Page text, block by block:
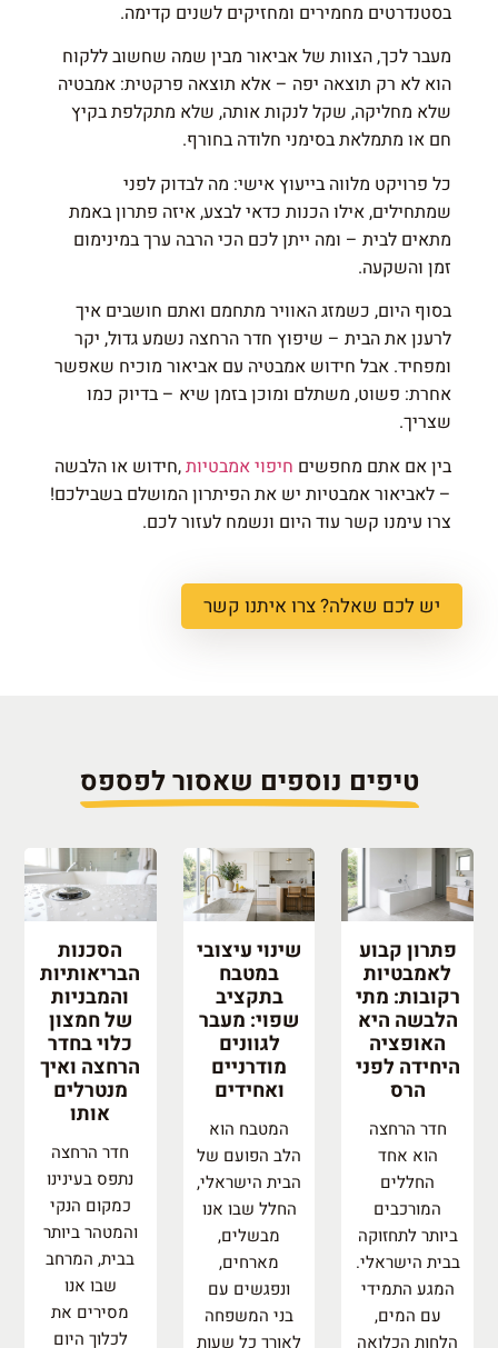
בסטנדרטים מחמירים ומחזיקים לשנים קדימה.
מעבר לכך, הצוות של אביאור מבין שמה שחשוב ללקוח
הוא לא רק תוצאה יפה – אלא תוצאה פרקטית: אמבטיה
שלא מחליקה, שקל לנקות אותה, שלא מתקלפת בקיץ
חם או מתמלאת בסימני חלודה בחורף.
כל פרויקט מלווה בייעוץ אישי: מה לבדוק לפני
שמתחילים, אילו הכנות כדאי לבצע, איזה פתרון באמת
מתאים לבית – ומה ייתן לכם הכי הרבה ערך במינימום
זמן והשקעה.
בסוף היום, כשמזג האוויר מתחמם ואתם חושבים איך
לרענן את הבית – שיפוץ חדר הרחצה נשמע גדול, יקר
ומפחיד. אבל חידוש אמבטיה עם אביאור מוכיח שאפשר
אחרת: פשוט, משתלם ומוכן בזמן שיא – בדיוק כמו
שצריך.
בין אם אתם מחפשים חיפוי אמבטיות,חידוש או הלבשה
– לאביאור אמבטיות יש את הפיתרון המושלם בשבילכם!
צרו עימנו קשר עוד היום ונשמח לעזור לכם.
יש לכם שאלה? צרו איתנו קשר
טיפים נוספים שאסור לפספס
פתרון קבוע
לאמבטיות
רקובות: מתי
הלבשה היא
האופציה
היחידה לפני
הרס
חדר הרחצה
הוא אחד
החללים
המורכבים
ביותר לתחזוקה
בבית הישראלי.
המגע התמידי
עם המים,
הלחות הכלואה
שינוי עיצובי
במטבח
בתקציב
שפוי: מעבר
לגוונים
מודרניים
ואחידים
המטבח הוא
הלב הפועם של
הבית הישראלי,
החלל שבו אנו
מבשלים,
מארחים,
ונפגשים עם
בני המשפחה
לאורך כל שעות
הסכנות
הבריאותיות
והמבניות
של חמצון
כלוי בחדר
הרחצה ואיך
מנטרלים
אותו
חדר הרחצה
נתפס בעינינו
כמקום הנקי
והמטהר ביותר
בבית, המרחב
שבו אנו
מסירים את
לכלוך היום